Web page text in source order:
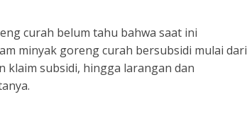
curah belum tahu bahwa saat ini
minyak goreng curah bersubsidi mulai dari
klaim subsidi, hingga larangan dan